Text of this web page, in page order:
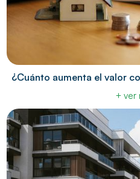
¿Cuánto aumenta el valor
+ ver